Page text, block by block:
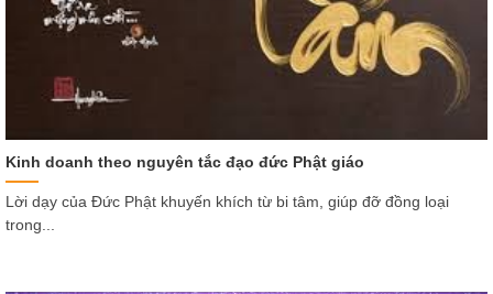
Kinh doanh theo nguyên tắc đạo đức Phật giáo
Lời dạy của Đức Phật khuyến khích từ bi tâm, giúp đỡ đồng loại
trong...